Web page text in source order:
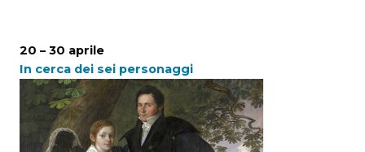
20 – 30 aprile
In cerca dei sei personaggi